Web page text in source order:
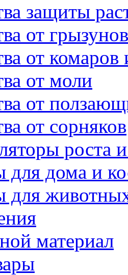
защиты
от грызунов
от
от моли
от
от сорняков
роста и
для дома и
для
материал